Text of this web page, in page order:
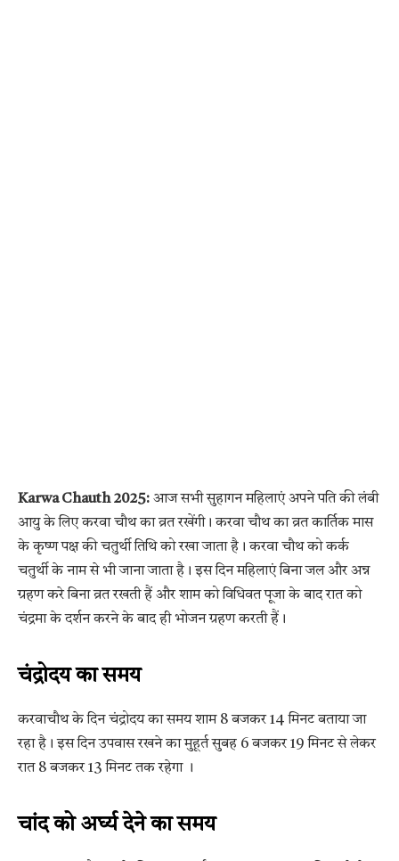
Karwa Chauth 2025: आज सभी सुहागन महिलाएं अपने पति की लंबी
आयु के लिए करवा चौथ का व्रत रखेंगी। करवा चौथ का व्रत कार्तिक मास
के कृष्ण पक्ष की चतुर्थी तिथि को रखा जाता है। करवा चौथ को कर्क
चतुर्थी के नाम से भी जाना जाता है। इस दिन महिलाएं बिना जल और अन्न
ग्रहण करे बिना व्रत रखती हैं और शाम को विधिवत पूजा के बाद रात को
चंद्रमा के दर्शन करने के बाद ही भोजन ग्रहण करती हैं।
चंद्रोदय का समय
करवाचौथ के दिन चंद्रोदय का समय शाम 8 बजकर 14 मिनट बताया जा
रहा है। इस दिन उपवास रखने का मुहूर्त सुबह 6 बजकर 19 मिनट से लेकर
रात 8 बजकर 13 मिनट तक रहेगा ।
चांद को अर्घ्य देने का समय